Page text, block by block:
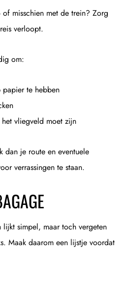
misschien met de trein? Zorg
verloopt.
om:
te hebben
vliegveld moet zijn
dan je route en eventuele
verrassingen te staan.
simpel, maar toch vergeten
Maak daarom een lijstje voordat